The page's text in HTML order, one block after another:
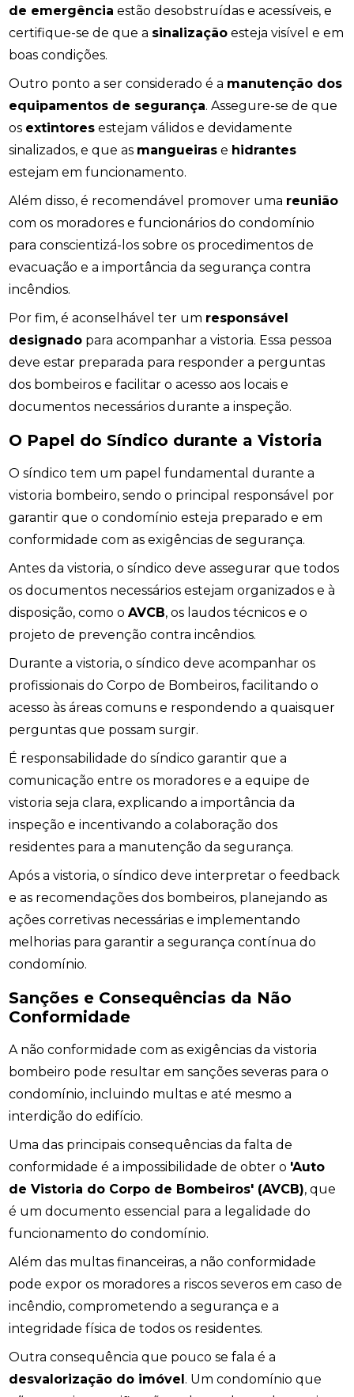
de emergência estão desobstruídas e acessíveis, e
certifique-se de que a sinalização esteja visível e em
boas condições.
Outro ponto a ser considerado é a manutenção dos
equipamentos de segurança. Assegure-se de que
os extintores estejam válidos e devidamente
sinalizados, e que as mangueiras e hidrantes
estejam em funcionamento.
Além disso, é recomendável promover uma reunião
com os moradores e funcionários do condomínio
para conscientizá-los sobre os procedimentos de
evacuação e a importância da segurança contra
incêndios.
Por fim, é aconselhável ter um responsável
designado para acompanhar a vistoria. Essa pessoa
deve estar preparada para responder a perguntas
dos bombeiros e facilitar o acesso aos locais e
documentos necessários durante a inspeção.
O Papel do Síndico durante a Vistoria
O síndico tem um papel fundamental durante a
vistoria bombeiro, sendo o principal responsável por
garantir que o condomínio esteja preparado e em
conformidade com as exigências de segurança.
Antes da vistoria, o síndico deve assegurar que todos
os documentos necessários estejam organizados e à
disposição, como oAVCB, os laudos técnicos e o
projeto de prevenção contra incêndios.
Durante a vistoria, o síndico deve acompanhar os
profissionais do Corpo de Bombeiros, facilitando o
acesso às áreas comuns e respondendo a quaisquer
perguntas que possam surgir.
É responsabilidade do síndico garantir que a
comunicação entre os moradores e a equipe de
vistoria seja clara, explicando a importância da
inspeção e incentivando a colaboração dos
residentes para a manutenção da segurança.
Após a vistoria, o síndico deve interpretar o feedback
e as recomendações dos bombeiros, planejando as
ações corretivas necessárias e implementando
melhorias para garantir a segurança contínua do
condomínio.
Sanções e Consequências da Não
Conformidade
A não conformidade com as exigências da vistoria
bombeiro pode resultar em sanções severas para o
condomínio, incluindo multas e até mesmo a
interdição do edifício.
Uma das principais consequências da falta de
conformidade é a impossibilidade de obter o 'Auto
de Vistoria do Corpo de Bombeiros' (AVCB), que
é um documento essencial para a legalidade do
funcionamento do condomínio.
Além das multas financeiras, a não conformidade
pode expor os moradores a riscos severos em caso de
incêndio, comprometendo a segurança e a
integridade física de todos os residentes.
Outra consequência que pouco se fala é a
desvalorização do imóvel. Um condomínio que